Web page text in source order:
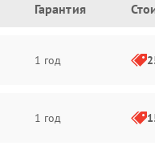
Гарантия
1 год
1 год